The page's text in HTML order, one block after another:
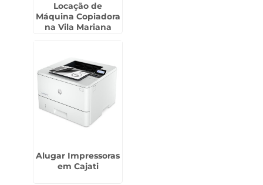
Locação de
Máquina Copiadora
na Vila Mariana
Alugar Impressoras
em Cajati